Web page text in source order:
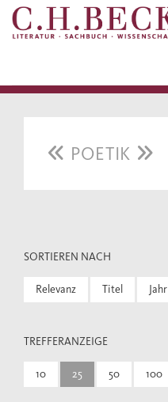
POETIK
SORTIEREN NACH
Relevanz Titel Jahr
TREFFERANZEIGE
10 25 50 100